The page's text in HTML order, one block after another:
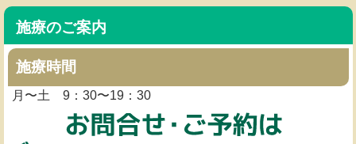
施療のご案内
施療時間
月〜土 9：30〜19：30